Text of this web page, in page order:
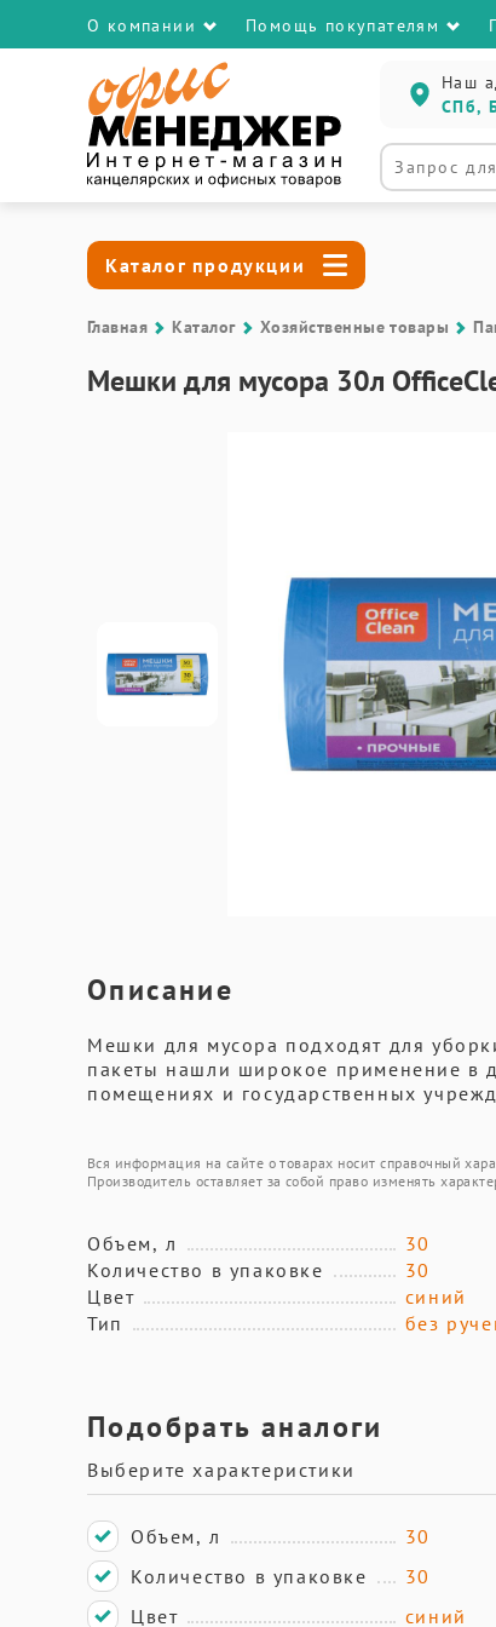
О компании Помощь покупателям
Наш
СПб,
Каталог продукции
Главная Каталог Хозяйственные товары
Мешки для мусора 30л
Описание
Мешки для мусора подходят для
пакеты нашли широкое применение в
помещениях и государственных
Вся информация на сайте о товарах носит справочный
Производитель оставляет за собой право изменять
Объем, л
30
Количество в упаковке
30
Цвет
синий
Тип
без
Подобрать аналоги
Выберите характеристики
Объем, л
30
Количество в упаковке
30
Цвет
синий